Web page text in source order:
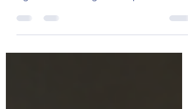
vigore le nuove regole europee sull'AI.
Ecco cosa devi fare subito in azienda per